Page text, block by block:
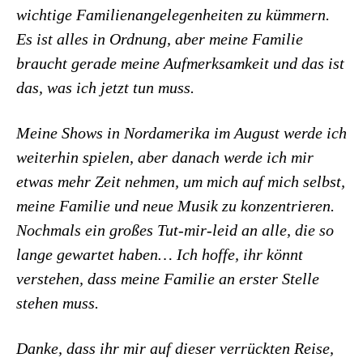
wichtige Familienangelegenheiten zu kümmern.
Es ist alles in Ordnung, aber meine Familie
braucht gerade meine Aufmerksamkeit und das ist
das, was ich jetzt tun muss.
Meine Shows in Nordamerika im August werde ich
weiterhin spielen, aber danach werde ich mir
etwas mehr Zeit nehmen, um mich auf mich selbst,
meine Familie und neue Musik zu konzentrieren.
Nochmals ein großes Tut-mir-leid an alle, die so
lange gewartet haben… Ich hoffe, ihr könnt
verstehen, dass meine Familie an erster Stelle
stehen muss.
Danke, dass ihr mir auf dieser verrückten Reise,